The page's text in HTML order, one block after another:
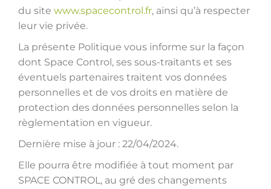
du site www.spacecontrol.fr, ainsi qu’à respecter
leur vie privée.
La présente Politique vous informe sur la façon
dont Space Control, ses sous-traitants et ses
éventuels partenaires traitent vos données
personnelles et de vos droits en matière de
protection des données personnelles selon la
règlementation en vigueur.
Dernière mise à jour : 22/04/2024.
Elle pourra être modifiée à tout moment par
SPACE CONTROL, au gré des changements